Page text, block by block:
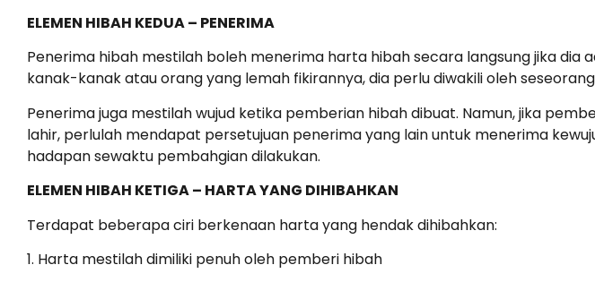
ELEMEN HIBAH KEDUA – PENERIMA
Penerima hibah mestilah boleh menerima harta hibah secara langsung jika dia
kanak-kanak atau orang yang lemah fikirannya, dia perlu diwakili oleh
Penerima juga mestilah wujud ketika pemberian hibah dibuat. Namun, jika
lahir, perlulah mendapat persetujuan penerima yang lain untuk menerima
hadapan sewaktu pembahgian dilakukan.
ELEMEN HIBAH KETIGA – HARTA YANG DIHIBAHKAN
Terdapat beberapa ciri berkenaan harta yang hendak dihibahkan:
1. Harta mestilah dimiliki penuh oleh pemberi hibah